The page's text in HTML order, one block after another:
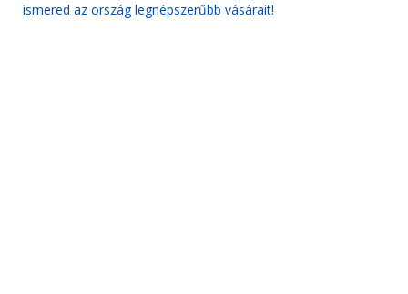
ismered az ország legnépszerűbb vásárait!